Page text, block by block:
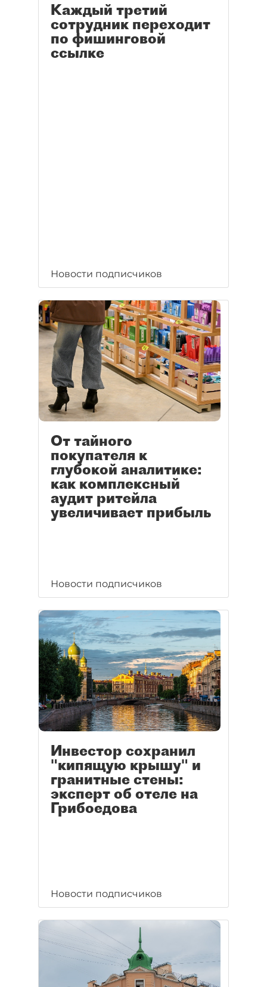
Каждый третий
сотрудник переходит
по фишинговой
ссылке
Новости подписчиков
От тайного
покупателя к
глубокой аналитике:
как комплексный
аудит ритейла
увеличивает прибыль
Новости подписчиков
Инвестор сохранил
"кипящую крышу" и
гранитные стены:
эксперт об отеле на
Грибоедова
Новости подписчиков